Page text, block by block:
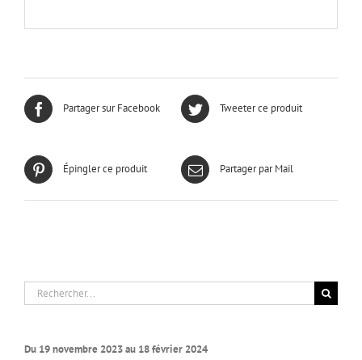
Partager sur Facebook Tweeter ce produit
Épingler ce produit Partager par Mail
Rechercher:
Du 19 novembre 2023 au 18 février 2024